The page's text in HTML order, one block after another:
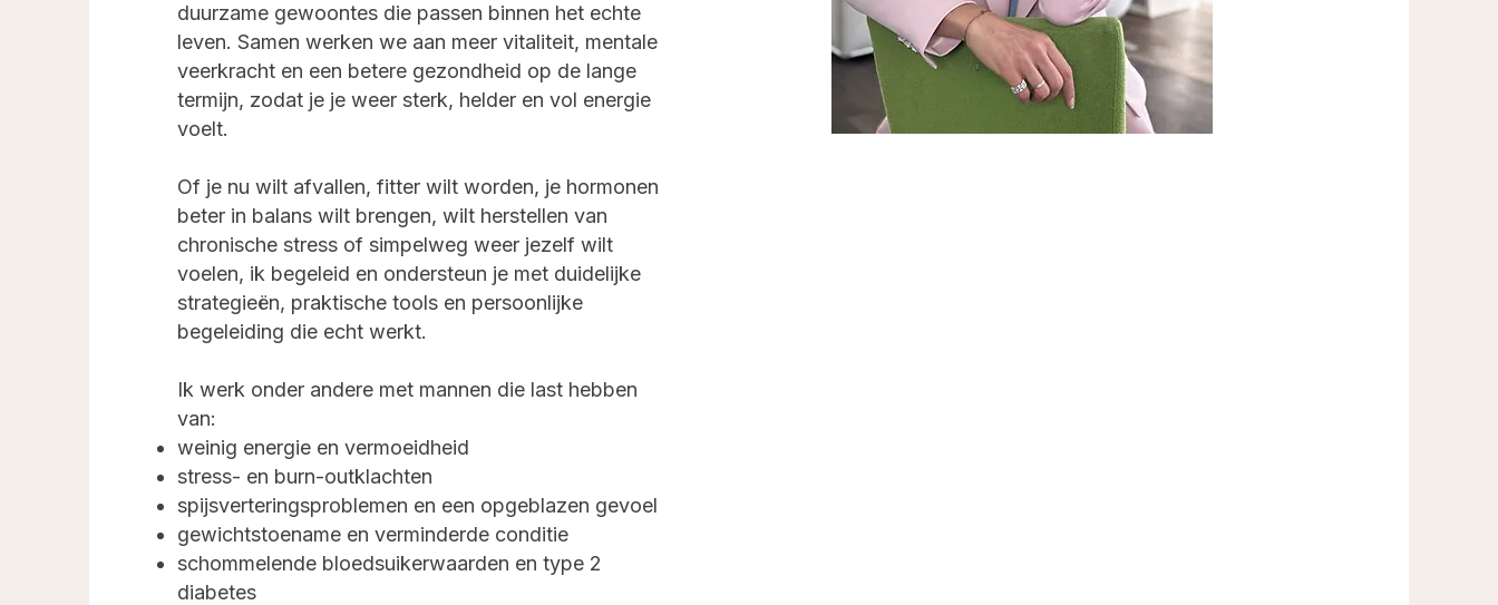
duurzame gewoontes die passen binnen het echte
leven. Samen werken we aan meer vitaliteit, mentale
veerkracht en een betere gezondheid op de lange
termijn, zodat je je weer sterk, helder en vol energie
voelt.
Of je nu wilt afvallen, fitter wilt worden, je hormonen
beter in balans wilt brengen, wilt herstellen van
chronische stress of simpelweg weer jezelf wilt
voelen, ik begeleid en ondersteun je met duidelijke
strategieën, praktische tools en persoonlijke
begeleiding die echt werkt.
Ik werk onder andere met mannen die last hebben
van:
weinig energie en vermoeidheid
stress- en burn-outklachten
spijsverteringsproblemen en een opgeblazen gevoel
gewichtstoename en verminderde conditie
schommelende bloedsuikerwaarden en type 2
diabetes